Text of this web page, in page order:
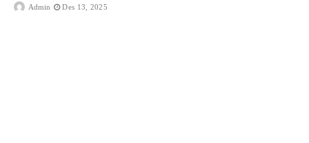
Admin Des 13, 2025